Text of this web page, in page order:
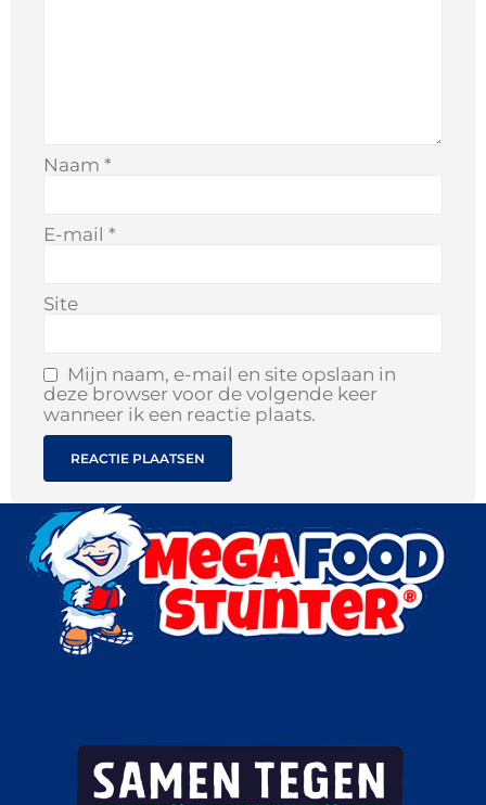
Naam *
E-mail *
Site
Mijn naam, e-mail en site opslaan in
deze browser voor de volgende keer
wanneer ik een reactie plaats.